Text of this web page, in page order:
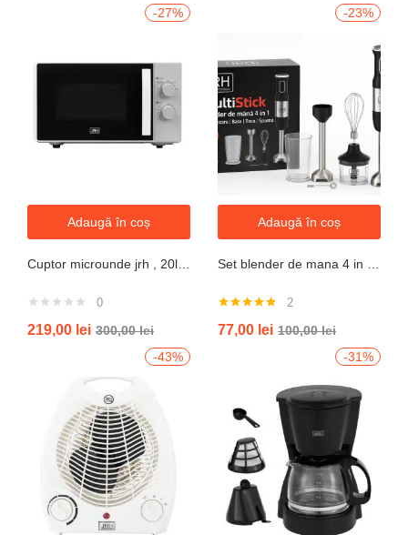
-27%
Adaugă în coș
0
219,00 lei 300,00lei
-23%
Adaugă în coș
5.00din 5
2
77,00 lei 100,00lei
-43%
-31%